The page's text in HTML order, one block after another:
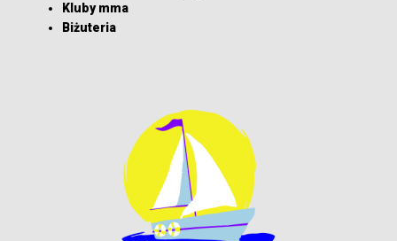
Kluby mma
Biżuteria